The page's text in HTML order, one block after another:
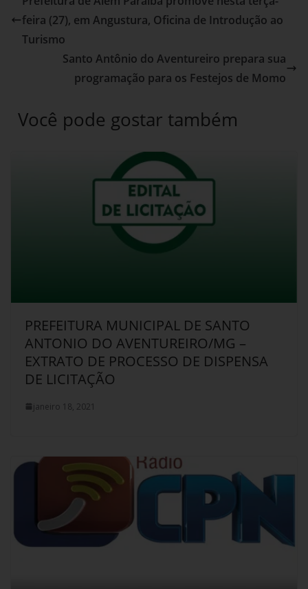
feira (27), em Angustura, Oficina de Introdução ao
Turismo
Santo Antônio do Aventureiro prepara sua
programação para os Festejos de Momo
Você pode gostar também
PREFEITURA MUNICIPAL DE SANTO
ANTONIO DO AVENTUREIRO/MG –
EXTRATO DE PROCESSO DE DISPENSA
DE LICITAÇÃO
janeiro 18, 2021